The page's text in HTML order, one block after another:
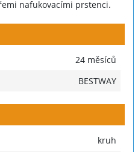
nafukovacími prstenci.
24 měsíců
BESTWAY
kruh